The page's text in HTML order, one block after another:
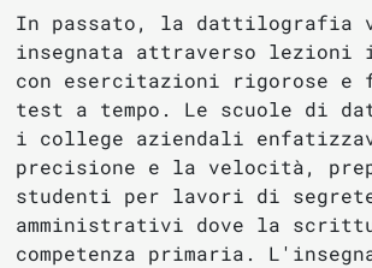
In passato, la dattilografia
insegnata attraverso lezioni
con esercitazioni rigorose e
test a tempo. Le scuole di
i college aziendali
precisione e la velocità,
studenti per lavori di
amministrativi dove la
competenza primaria.